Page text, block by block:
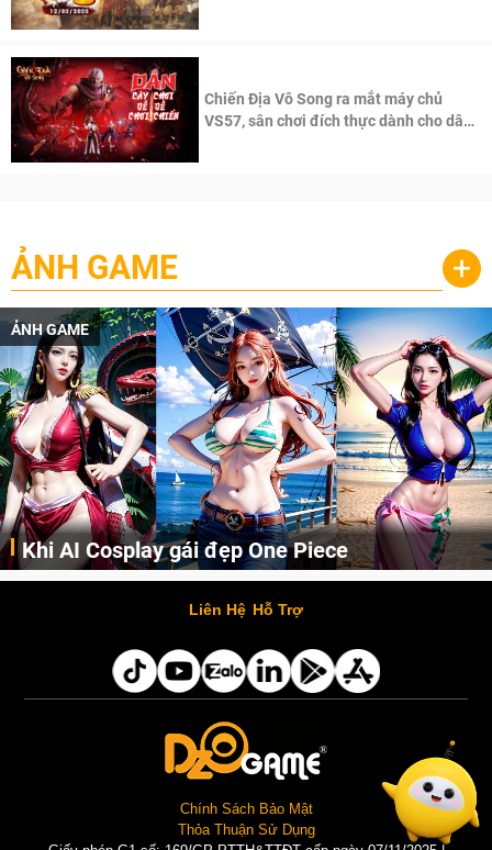
Chiến Địa Vô Song ra mắt máy chủ
VS57, sân chơi đích thực dành cho dân
ẢNH GAME +
ẢNH GAME
Khi AI Cosplay gái đẹp One Piece
Những cô nàng nóng bỏng Boa Hancock, Nico Robin, Nami, Yamato hay Perona được AI vẽ lại dưới hình thức Cosplay cực kỳ chuẩn chỉnh.
Liên Hệ Hỗ Trợ
Chính Sách Bảo Mật
Thỏa Thuận Sử Dụng